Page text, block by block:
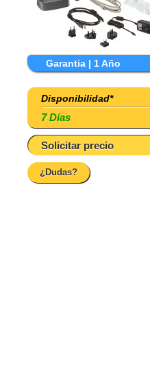
Garantia | 1 Año
Disponibilidad*
7 Días
Solicitar precio
¿Dudas?